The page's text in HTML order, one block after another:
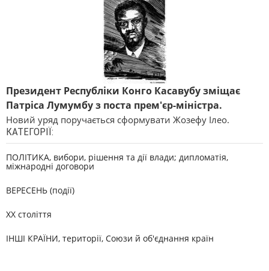
Президент Республіки Конго Касавубу зміщає
Патріса Лумумбу з поста прем'єр-міністра.
Новий уряд поручається сформувати Жозефу Ілео.
КАТЕГОРІЇ:
ПОЛІТИКА, вибори, рішення та дії влади; дипломатія,
міжнародні договори
ВЕРЕСЕНЬ (події)
XX століття
ІНШІ КРАЇНИ, території, Союзи й об'єднання країн